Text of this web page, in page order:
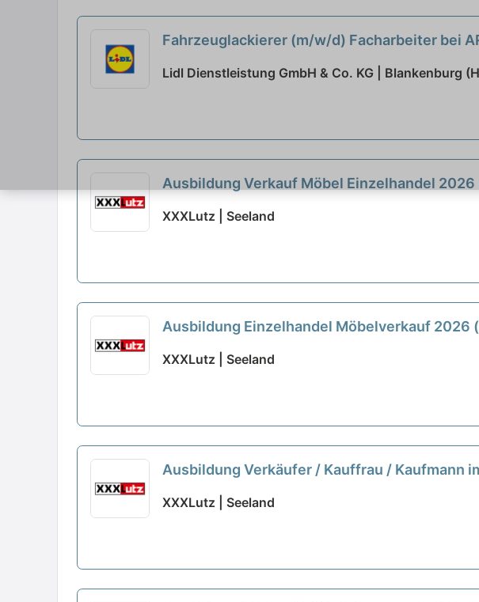
Fahrzeuglackierer (m/w/d) Facharbeiter bei
Lidl Dienstleistung GmbH & Co. KG | Blankenburg
Ausbildung Verkauf Möbel Einzelhandel
XXXLutz | Seeland
Ausbildung Einzelhandel Möbelverkauf 2026
XXXLutz | Seeland
Ausbildung Verkäufer / Kauffrau / Kaufmann
XXXLutz | Seeland